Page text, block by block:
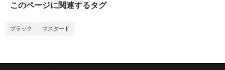
このページに関連するタグ
ブラック マスタード